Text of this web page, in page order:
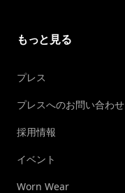
もっと見る
プレス
プレスへのお問い合わせ
採用情報
イベント
Worn Wear